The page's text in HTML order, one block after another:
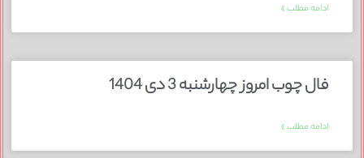
ادامه مطلب »
فال چوب امروز چهارشنبه 3 دی 1404
ادامه مطلب »